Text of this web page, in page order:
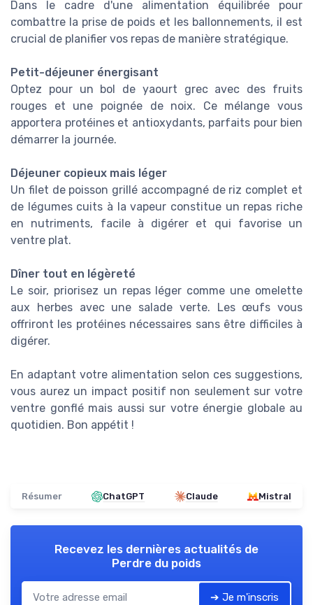
Dans le cadre d'une alimentation équilibrée pour
combattre la prise de poids et les ballonnements, il est
crucial de planifier vos repas de manière stratégique.
Petit-déjeuner énergisant
Optez pour un bol de yaourt grec avec des fruits
rouges et une poignée de noix. Ce mélange vous
apportera protéines et antioxydants, parfaits pour bien
démarrer la journée.
Déjeuner copieux mais léger
Un filet de poisson grillé accompagné de riz complet et
de légumes cuits à la vapeur constitue un repas riche
en nutriments, facile à digérer et qui favorise un
ventre plat.
Dîner tout en légèreté
Le soir, priorisez un repas léger comme une omelette
aux herbes avec une salade verte. Les œufs vous
offriront les protéines nécessaires sans être difficiles à
digérer.
En adaptant votre alimentation selon ces suggestions,
vous aurez un impact positif non seulement sur votre
ventre gonflé mais aussi sur votre énergie globale au
quotidien. Bon appétit !
Résumer ChatGPT Claude Mistral
Recevez les dernières actualités de
Perdre du poids
➔ Je m'inscris